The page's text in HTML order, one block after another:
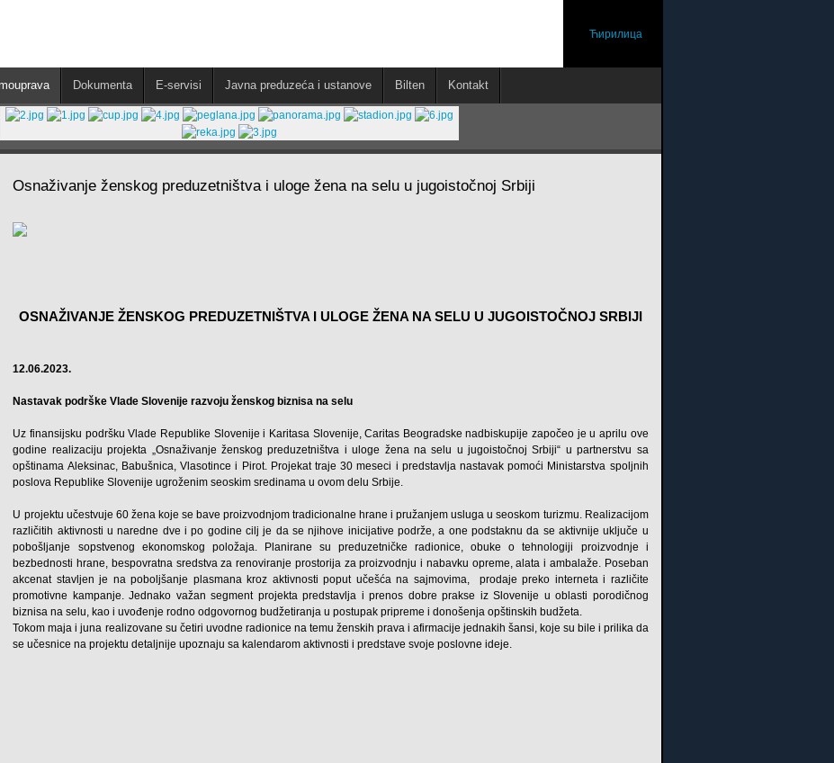
Ћирилица
Dokumenta E-servisi Javna preduzeća i ustanove Bilten Kontakt
Osnaživanje ženskog preduzetništva i uloge žena na selu u jugoistočnoj Srbiji
OSNAŽIVANJE ŽENSKOG PREDUZETNIŠTVA I ULOGE ŽENA NA SELU U JUGOISTOČNOJ SRBIJI
12.06.2023.
Nastavak podrške Vlade Slovenije razvoju ženskog biznisa na selu
Uz finansijsku podršku Vlade Republike Slovenije i Karitasa Slovenije, Caritas Beogradske nadbiskupije započeo je u aprilu ove
godine realizaciju projekta „Osnaživanje ženskog preduzetništva i uloge žena na selu u jugoistočnoj Srbiji“ u partnerstvu sa
opštinama Aleksinac, Babušnica, Vlasotince i Pirot. Projekat traje 30 meseci i predstavlja nastavak pomoći Ministarstva spoljnih
poslova Republike Slovenije ugroženim seoskim sredinama u ovom delu Srbije.
U projektu učestvuje 60 žena koje se bave proizvodnjom tradicionalne hrane i pružanjem usluga u seoskom turizmu. Realizacijom
različitih aktivnosti u naredne dve i po godine cilj je da se njihove inicijative podrže, a one podstaknu da se aktivnije uključe u
pobošljanje sopstvenog ekonomskog položaja. Planirane su preduzetničke radionice, obuke o tehnologiji proizvodnje i
bezbednosti hrane, bespovratna sredstva za renoviranje prostorija za proizvodnju i nabavku opreme, alata i ambalaže. Poseban
akcenat stavljen je na poboljšanje plasmana kroz aktivnosti poput učešća na sajmovima, prodaje preko interneta i različite
promotivne kampanje. Jednako važan segment projekta predstavlja i prenos dobre prakse iz Slovenije u oblasti porodičnog
biznisa na selu, kao i uvođenje rodno odgovornog budžetiranja u postupak pripreme i donošenja opštinskih budžeta.
Tokom maja i juna realizovane su četiri uvodne radionice na temu ženskih prava i afirmacije jednakih šansi, koje su bile i prilika da
se učesnice na projektu detaljnije upoznaju sa kalendarom aktivnosti i predstave svoje poslovne ideje.